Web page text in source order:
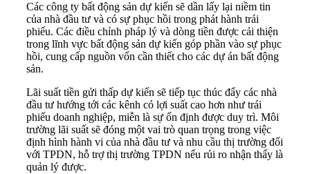
Các công ty bất động sản dự kiến sẽ dần lấy lại niềm tin
của nhà đầu tư và có sự phục hồi trong phát hành trái
phiếu. Các điều chỉnh pháp lý và dòng tiền được cải thiện
trong lĩnh vực bất động sản dự kiến góp phần vào sự phục
hồi, cung cấp nguồn vốn cần thiết cho các dự án bất động
sản.
Lãi suất tiền gửi thấp dự kiến sẽ tiếp tục thúc đẩy các nhà
đầu tư hướng tới các kênh có lợi suất cao hơn như trái
phiếu doanh nghiệp, miễn là sự ổn định được duy trì. Môi
trường lãi suất sẽ đóng một vai trò quan trọng trong việc
định hình hành vi của nhà đầu tư và nhu cầu thị trường đối
với TPDN, hỗ trợ thị trường TPDN nếu rủi ro nhận thấy là
quản lý được.